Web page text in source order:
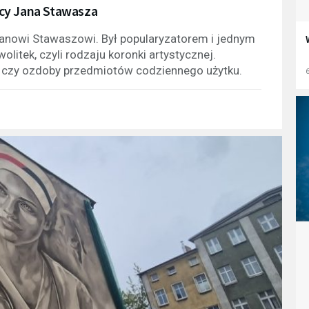
Jana Stawasza
Stawaszowi. Był popularyzatorem i jednym
czyli rodzaju koronki artystycznej.
ozdoby przedmiotów codziennego użytku.